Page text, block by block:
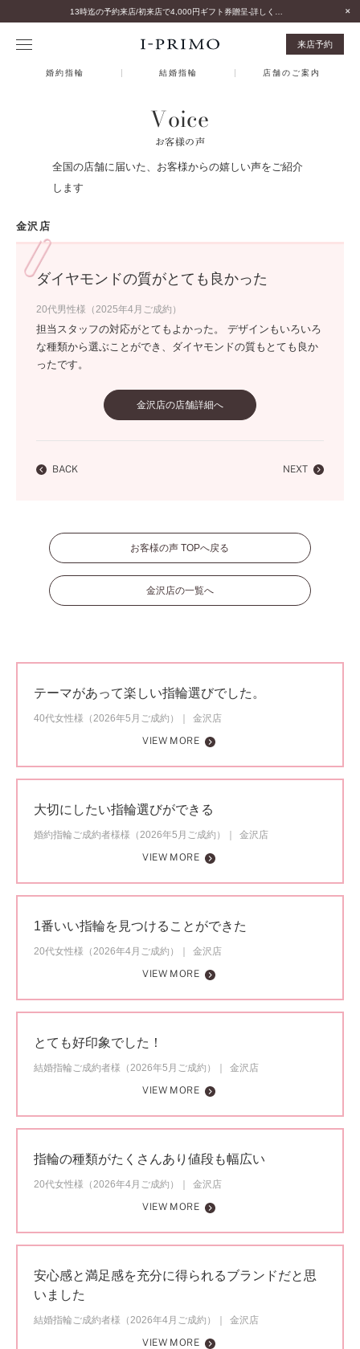
来店予約
婚約指輪 結婚指輪 店舗のご案内
Voice
お客様の声
全国の店舗に届いた、お客様からの嬉しい声をご紹介
します
金沢店
ダイヤモンドの質がとても良かった
20代男性様（2025年4月ご成約）
担当スタッフの対応がとてもよかった。 デザインもいろいろ
な種類から選ぶことができ、ダイヤモンドの質もとても良か
ったです。
金沢店の店舗詳細へ
BACK NEXT
お客様の声 TOPへ戻る
金沢店の一覧へ
テーマがあって楽しい指輪選びでした。
40代女性様（2026年5月ご成約）
金沢店
VIEW MORE
大切にしたい指輪選びができる
婚約指輪ご成約者様様（2026年5月ご成約）
金沢店
VIEW MORE
1番いい指輪を見つけることができた
20代女性様（2026年4月ご成約）
金沢店
VIEW MORE
とても好印象でした！
結婚指輪ご成約者様（2026年5月ご成約）
金沢店
VIEW MORE
指輪の種類がたくさんあり値段も幅広い
20代女性様（2026年4月ご成約）
金沢店
VIEW MORE
安心感と満足感を充分に得られるブランドだと思
いました
結婚指輪ご成約者様（2026年4月ご成約）
金沢店
VIEW MORE